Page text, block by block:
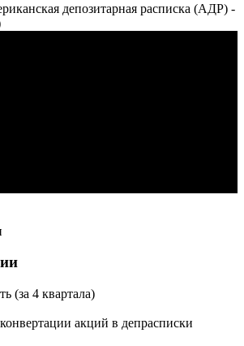
депозитарная расписка (АДР) -
(за 4 квартала)
акций в депрасписки